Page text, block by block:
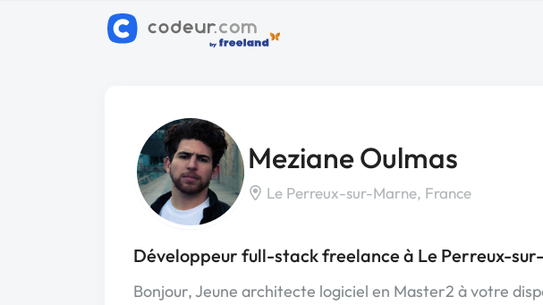
Meziane Oulmas
Le Perreux-sur-Marne, France
Développeur full-stack freelance à Le Perreux-
Bonjour, Jeune architecte logiciel en Master2 à votre